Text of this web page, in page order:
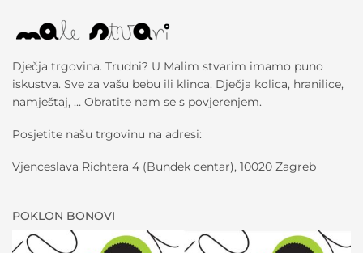
Dječja trgovina. Trudni? U Malim stvarim imamo puno
iskustva. Sve za vašu bebu ili klinca. Dječja kolica, hranilice,
namještaj, … Obratite nam se s povjerenjem.
Posjetite našu trgovinu na adresi:
Vjenceslava Richtera 4 (Bundek centar), 10020 Zagreb
POKLON BONOVI